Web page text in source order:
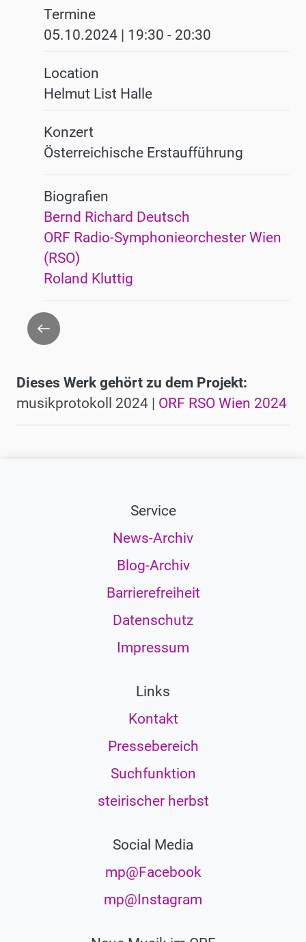
Termine
05.10.2024 | 19:30 - 20:30
Location
Helmut List Halle
Konzert
Österreichische Erstaufführung
Biografien
Bernd Richard Deutsch
ORF Radio-Symphonieorchester Wien
(RSO)
Roland Kluttig
Zurück
Dieses Werk gehört zu dem Projekt:
musikprotokoll 2024 | ORF RSO Wien 2024
Service
News-Archiv
Blog-Archiv
Barrierefreiheit
Datenschutz
Impressum
Links
Kontakt
Pressebereich
Suchfunktion
steirischer herbst
Social Media
mp@Facebook
mp@Instagram